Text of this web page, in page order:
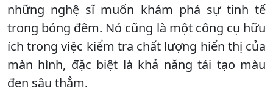
những nghệ sĩ muốn khám phá sự tinh tế
trong bóng đêm. Nó cũng là một công cụ hữu
ích trong việc kiểm tra chất lượng hiển thị của
màn hình, đặc biệt là khả năng tái tạo màu
đen sâu thẳm.